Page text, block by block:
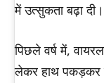
में उत्सुकता बढ़ा दी।
पिछले वर्ष में,
लेकर हाथ पकड़कर